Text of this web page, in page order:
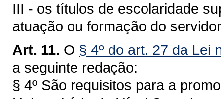
III - os títulos de escolaridade
atuação ou formação do
Art. 11. O § 4º do art. 27 da Lei
a seguinte redação:
§ 4º São requisitos para a